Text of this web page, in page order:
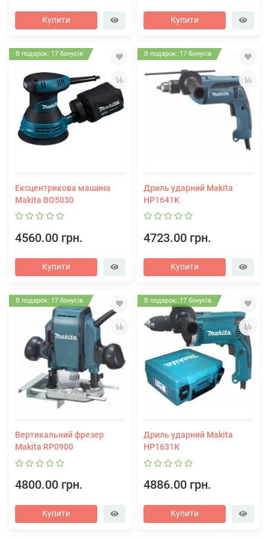
Купити Купити
В подарок: 17 бонусів
Ексцентрикова машина
Makita BO5030
4560.00 грн.
Купити
В подарок: 17 бонусів
Дриль ударний Makita
HP1641K
4723.00 грн.
Купити
В подарок: 17 бонусів
Вертикальний фрезер
Makita RP0900
4800.00 грн.
Купити
В подарок: 17 бонусів
Дриль ударний Makita
HP1631К
4886.00 грн.
Купити